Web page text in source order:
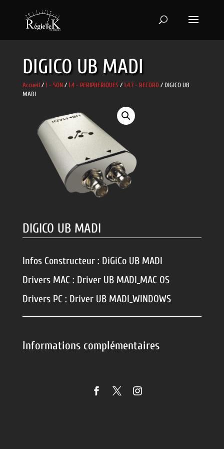
DIGICO UB MADI
Accueil/ 1 - SON/ 1.4 - PERIPHERIQUES/ 1.4.7 - RECORD/ DIGICO UB
MADI
DIGICO UB MADI
Infos Constructeur : DiGiCo UB MADI
Drivers MAC : Driver UB MADI_MAC OS
Drivers PC : Driver UB MADI_WINDOWS
Informations complémentaires